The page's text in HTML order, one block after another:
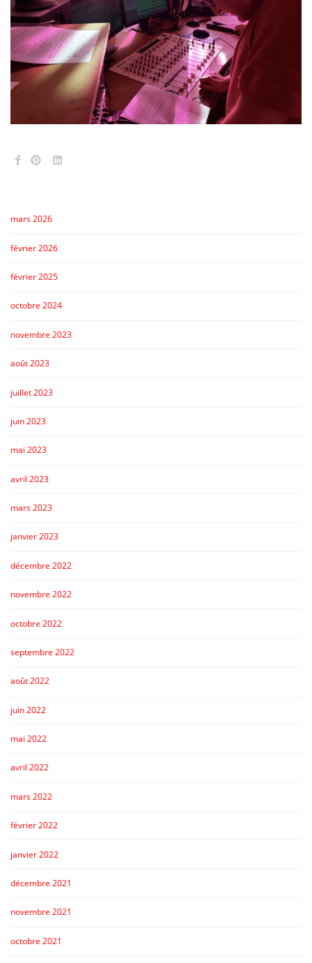
mars 2026
février 2026
février 2025
octobre 2024
novembre 2023
août 2023
juillet 2023
juin 2023
mai 2023
avril 2023
mars 2023
janvier 2023
décembre 2022
novembre 2022
octobre 2022
septembre 2022
août 2022
juin 2022
mai 2022
avril 2022
mars 2022
février 2022
janvier 2022
décembre 2021
novembre 2021
octobre 2021